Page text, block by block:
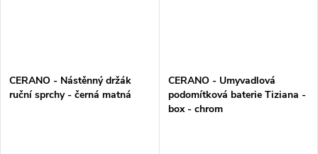
CERANO - Nástěnný držák
ruční sprchy - černá matná
CERANO - Umyvadlová
podomítková baterie Tiziana -
box - chrom